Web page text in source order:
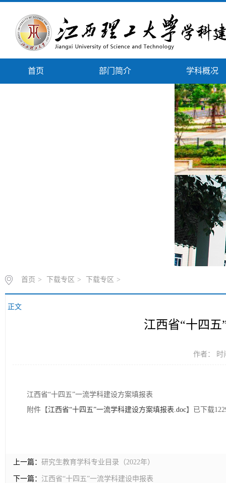
首页 部门简介 学科概况
首页 > 下载专区 > 下载专区 >
正文
江西省“十四
作者： 时
江西省“十四五”一流学科建设方案填报表
附件【江西省“十四五”一流学科建设方案填报表.doc】已下载
上一篇： 研究生教育学科专业目录（2022年）
下一篇： 江西省“十四五”一流学科建设申报表